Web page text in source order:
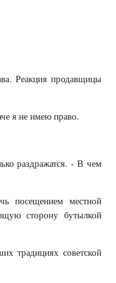
Реакция продавщицы
я не имею право.
раздражатся. - В чем
посещением местной
сторону бутылкой
традициях советской